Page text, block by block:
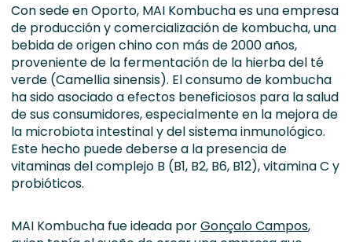
Con sede en Oporto, MAI Kombucha es una empresa
de producción y comercialización de kombucha, una
bebida de origen chino con más de 2000 años,
proveniente de la fermentación de la hierba del té
verde (Camellia sinensis). El consumo de kombucha
ha sido asociado a efectos beneficiosos para la salud
de sus consumidores, especialmente en la mejora de
la microbiota intestinal y del sistema inmunológico.
Este hecho puede deberse a la presencia de
vitaminas del complejo B (B1, B2, B6, B12), vitamina C y
probióticos.
MAI Kombucha fue ideada porGonçalo Campos,